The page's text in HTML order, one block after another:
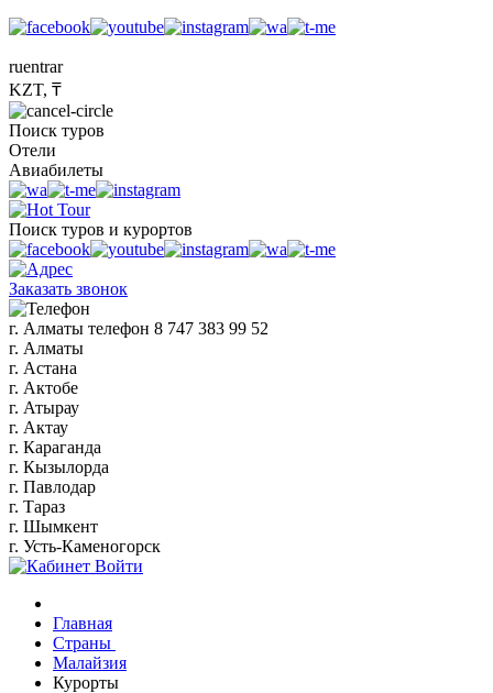
ruentrar
KZT, ₸
Поиск туров
Отели
Авиабилеты
Поиск туров и курортов
Заказать звонок
г. Алматы телефон 8 747 383 99 52
г. Алматы
г. Астана
г. Актобе
г. Атырау
г. Актау
г. Караганда
г. Кызылорда
г. Павлодар
г. Тараз
г. Шымкент
г. Усть-Каменогорск
Войти
Главная
Страны
Малайзия
Курорты